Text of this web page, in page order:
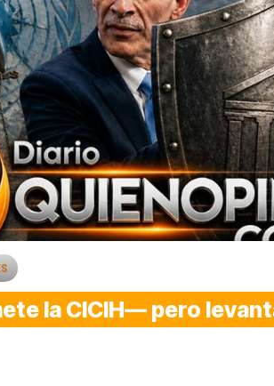
la CICIH— pero